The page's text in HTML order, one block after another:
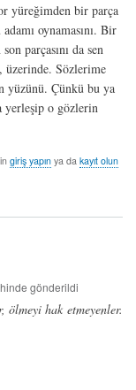
yüreğimden bir parça
oynamasını. Bir
parçasını da sen
Sözlerime
yüzünü. Çünkü bu ya
yerleşip o gözlerin
giriş yapınya da kayıt olun
gönderildi
ölmeyi hak etmeyenler.